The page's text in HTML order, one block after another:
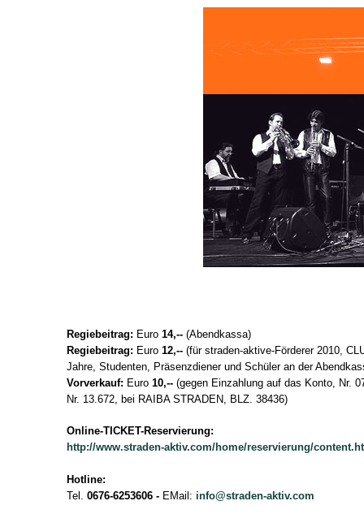
Regiebeitrag: Euro 14,--(Abendkassa)
Regiebeitrag: Euro 12,--(für straden-aktive-Förderer 2010,
Jahre, Studenten, Präsenzdiener und Schüler an der
Vorverkauf: Euro 10,--(gegen Einzahlung auf das Konto, Nr.
Nr. 13.672, bei RAIBA STRADEN, BLZ. 38436)
Online-TICKET-Reservierung:
http://www.straden-aktiv.com/home/reservierung/
Hotline:
Tel. 0676-6253606 - EMail: info@straden-aktiv.com